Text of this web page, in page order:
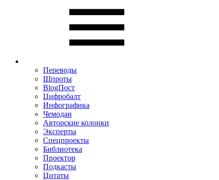
Переводы
Шпроты
BlogПост
Цифробалт
Инфографика
Чемодан
Авторские колонки
Эксперты
Спецпроекты
Библиотека
Проектор
Подкасты
Цитаты